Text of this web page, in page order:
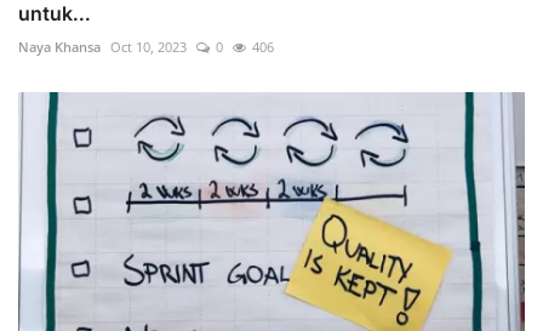
untuk...
Naya Khansa Oct 10, 2023 0 406